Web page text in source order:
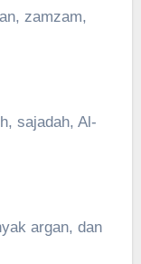
zamzam,
sajadah, Al-
argan, dan